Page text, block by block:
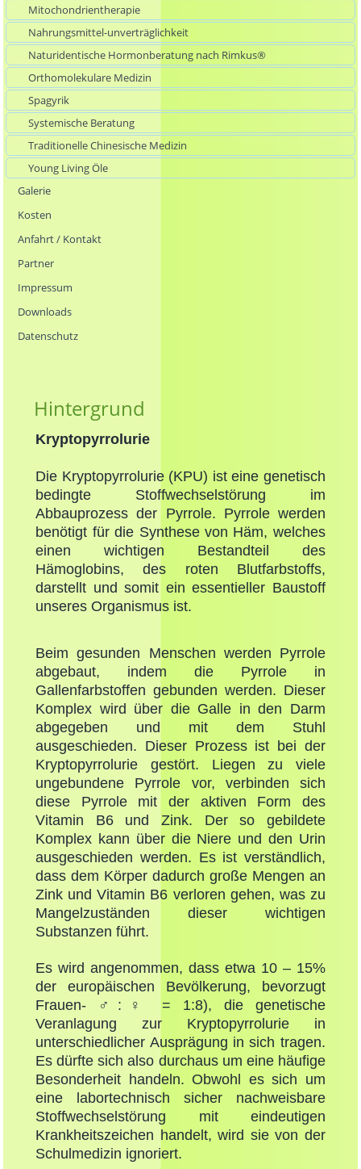
Mitochondrientherapie
Nahrungsmittel-unverträglichkeit
Naturidentische Hormonberatung nach Rimkus®
Orthomolekulare Medizin
Spagyrik
Systemische Beratung
Traditionelle Chinesische Medizin
Young Living Öle
Galerie
Kosten
Anfahrt / Kontakt
Partner
Impressum
Downloads
Datenschutz
Hintergrund
Kryptopyrrolurie
Die Kryptopyrrolurie (KPU) ist eine genetisch
bedingte Stoffwechselstörung im
Abbauprozess der Pyrrole. Pyrrole werden
benötigt für die Synthese von Häm, welches
einen wichtigen Bestandteil des
Hämoglobins, des roten Blutfarbstoffs,
darstellt und somit ein essentieller Baustoff
unseres Organismus ist.
Beim gesunden Menschen werden Pyrrole
abgebaut, indem die Pyrrole in
Gallenfarbstoffen gebunden werden. Dieser
Komplex wird über die Galle in den Darm
abgegeben und mit dem Stuhl
ausgeschieden. Dieser Prozess ist bei der
Kryptopyrrolurie gestört. Liegen zu viele
ungebundene Pyrrole vor, verbinden sich
diese Pyrrole mit der aktiven Form des
Vitamin B6 und Zink. Der so gebildete
Komplex kann über die Niere und den Urin
ausgeschieden werden. Es ist verständlich,
dass dem Körper dadurch große Mengen an
Zink und Vitamin B6 verloren gehen, was zu
Mangelzuständen dieser wichtigen
Substanzen führt.
Es wird angenommen, dass etwa 10 – 15%
der europäischen Bevölkerung, bevorzugt
Frauen- ♂:♀ = 1:8), die genetische
Veranlagung zur Kryptopyrrolurie in
unterschiedlicher Ausprägung in sich tragen.
Es dürfte sich also durchaus um eine häufige
Besonderheit handeln. Obwohl es sich um
eine labortechnisch sicher nachweisbare
Stoffwechselstörung mit eindeutigen
Krankheitszeichen handelt, wird sie von der
Schulmedizin ignoriert.